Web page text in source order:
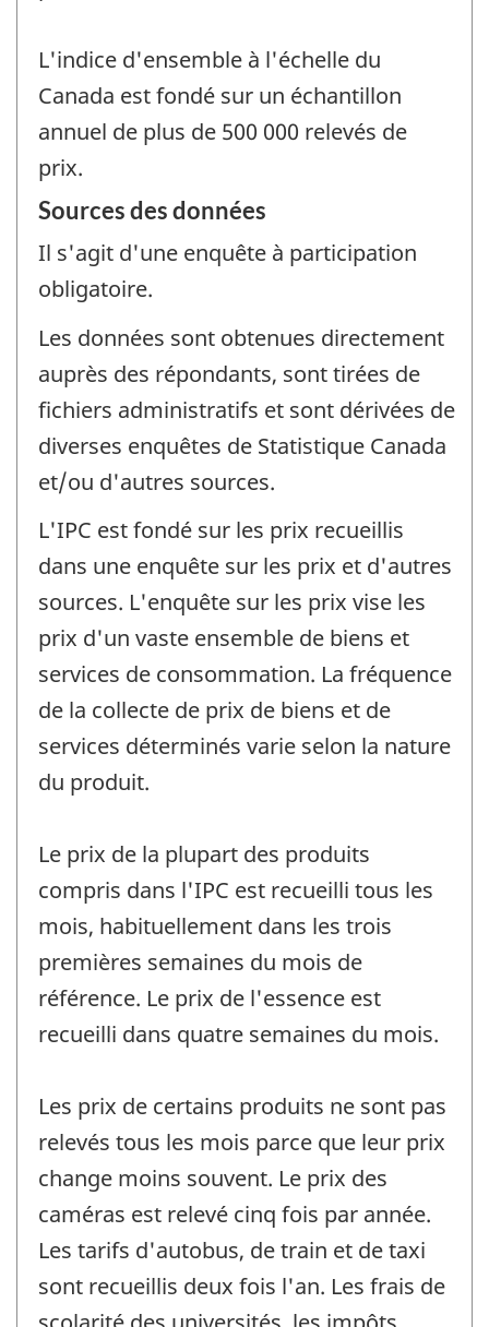
L'indice d'ensemble à l'échelle du
Canada est fondé sur un échantillon
annuel de plus de 500 000 relevés de
prix.
Sources des données
Il s'agit d'une enquête à participation
obligatoire.
Les données sont obtenues directement
auprès des répondants, sont tirées de
fichiers administratifs et sont dérivées de
diverses enquêtes de Statistique Canada
et/ou d'autres sources.
L'IPC est fondé sur les prix recueillis
dans une enquête sur les prix et d'autres
sources. L'enquête sur les prix vise les
prix d'un vaste ensemble de biens et
services de consommation. La fréquence
de la collecte de prix de biens et de
services déterminés varie selon la nature
du produit.
Le prix de la plupart des produits
compris dans l'IPC est recueilli tous les
mois, habituellement dans les trois
premières semaines du mois de
référence. Le prix de l'essence est
recueilli dans quatre semaines du mois.
Les prix de certains produits ne sont pas
relevés tous les mois parce que leur prix
change moins souvent. Le prix des
caméras est relevé cinq fois par année.
Les tarifs d'autobus, de train et de taxi
sont recueillis deux fois l'an. Les frais de